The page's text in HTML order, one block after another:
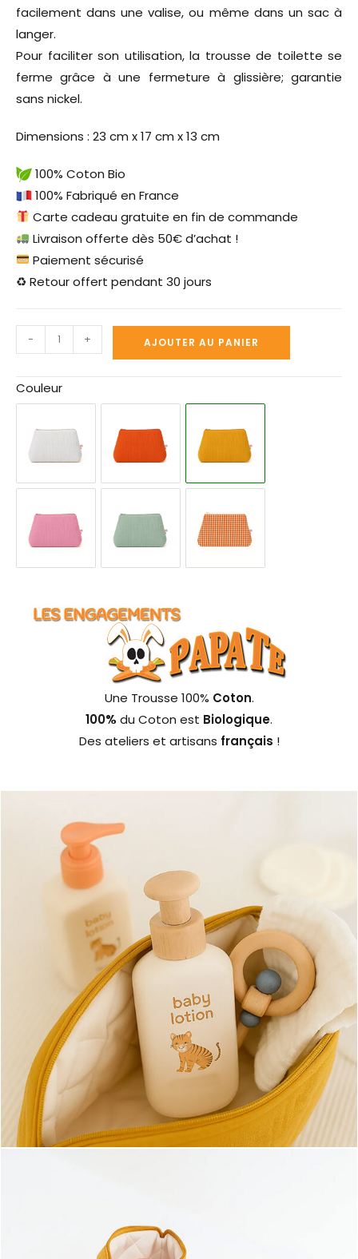
facilement dans une valise, ou même dans un sac à
langer.
Pour faciliter son utilisation, la trousse de toilette se
ferme grâce à une fermeture à glissière; garantie
sans nickel.
Dimensions : 23 cm x 17 cm x 13 cm
100% Coton Bio
100% Fabriqué en France
Carte cadeau gratuite en fin de commande
Livraison offerte dès 50€ d’achat !
Paiement sécurisé
♻ Retour offert pendant 30 jours
- + AJOUTER AU PANIER
Couleur
Une Trousse 100% Coton.
100% du Coton est Biologique.
Des ateliers et artisans français !